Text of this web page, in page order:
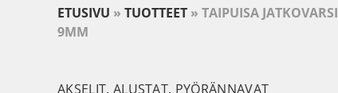
ETUSIVU » TUOTTEET » TAIPUISA JATKOVARSI
9MM
AKSELIT, ALUSTAT, PYÖRÄNNAVAT